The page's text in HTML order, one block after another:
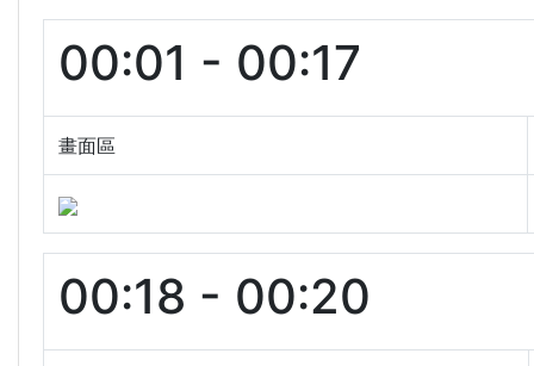
00:01 - 00:17
畫面區
00:18 - 00:20